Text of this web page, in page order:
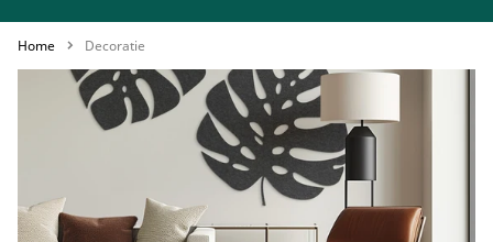
Home Decoratie